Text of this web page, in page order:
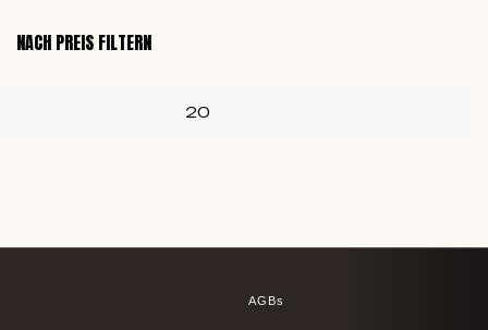
NACH PREIS FILTERN
AGBs